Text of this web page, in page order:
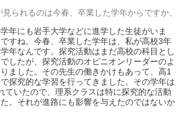
られるのは今春、卒業した学年からですか。
年にも岩手大学などに進学した生徒がいま
すね。今春、卒業した学年は、私が高校3年
年なんです。探究活動はまだ高校の科目とし
したが、探究活動のオピニオンリーダーのよ
ました。その先生の働きかけもあって、高1
探究的な学習を行ってきました。その学年は
ていたので、理系クラスは特に探究的な活動
。それが進路にも影響を与えたのではないか